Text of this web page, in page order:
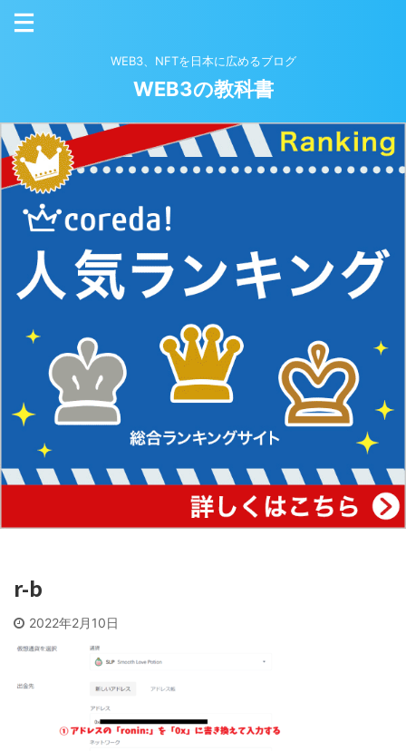
WEB3、NFTを日本に広めるブログ
WEB3の教科書
r-b
2022年2月10日